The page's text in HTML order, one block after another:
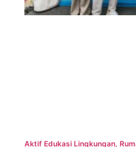
Aktif Edukasi Lingkungan,